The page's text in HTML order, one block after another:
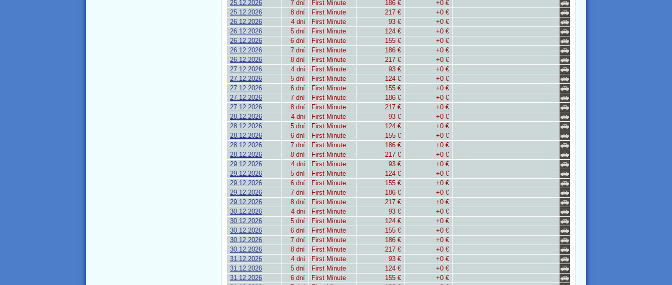
25.12.2026
7 dní First Minute 186 €
+0 €
25.12.2026
8 dní First Minute 217 €
+0 €
26.12.2026
4 dni First Minute 93 €
+0 €
26.12.2026
5 dní First Minute 124 €
+0 €
26.12.2026
6 dní First Minute 155 €
+0 €
26.12.2026
7 dní First Minute 186 €
+0 €
26.12.2026
8 dní First Minute 217 €
+0 €
27.12.2026
4 dni First Minute 93 €
+0 €
27.12.2026
5 dní First Minute 124 €
+0 €
27.12.2026
6 dní First Minute 155 €
+0 €
27.12.2026
7 dní First Minute 186 €
+0 €
27.12.2026
8 dní First Minute 217 €
+0 €
28.12.2026
4 dni First Minute 93 €
+0 €
28.12.2026
5 dní First Minute 124 €
+0 €
28.12.2026
6 dní First Minute 155 €
+0 €
28.12.2026
7 dní First Minute 186 €
+0 €
28.12.2026
8 dní First Minute 217 €
+0 €
29.12.2026
4 dni First Minute 93 €
+0 €
29.12.2026
5 dní First Minute 124 €
+0 €
29.12.2026
6 dní First Minute 155 €
+0 €
29.12.2026
7 dní First Minute 186 €
+0 €
29.12.2026
8 dní First Minute 217 €
+0 €
30.12.2026
4 dni First Minute 93 €
+0 €
30.12.2026
5 dní First Minute 124 €
+0 €
30.12.2026
6 dní First Minute 155 €
+0 €
30.12.2026
7 dní First Minute 186 €
+0 €
30.12.2026
8 dní First Minute 217 €
+0 €
31.12.2026
4 dni First Minute 93 €
+0 €
31.12.2026
5 dní First Minute 124 €
+0 €
31.12.2026
6 dní First Minute 155 €
+0 €